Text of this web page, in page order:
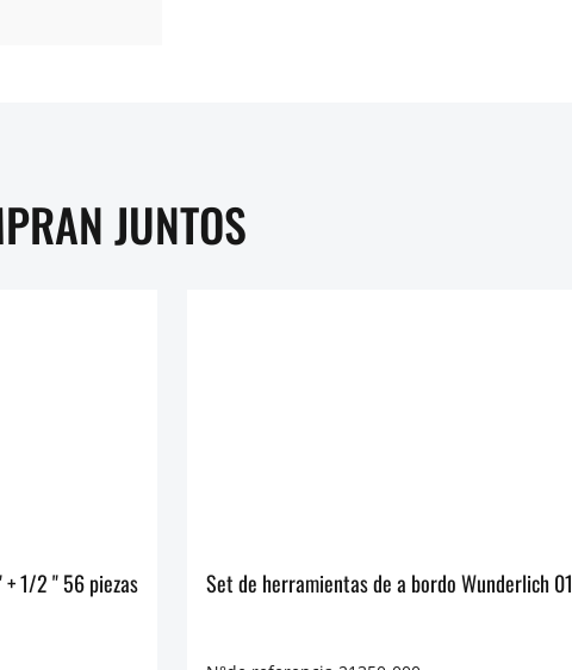
JUNTOS
+ 1/2 " 56 piezas Set de herramientas de a bordo Wunderlich 01